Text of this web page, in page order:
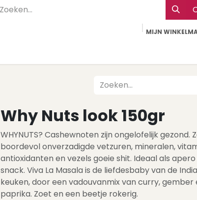
MIJN
Why Nuts look 150gr
WHYNUTS? Cashewnoten zijn ongelofelijk gezond.
boordevol onverzadigde vetzuren, mineralen,
antioxidanten en vezels goeie shit. Ideaal als
snack. Viva La Masala is de liefdesbaby van de
keuken, door een vadouvanmix van curry,
paprika. Zoet en een beetje rokerig.